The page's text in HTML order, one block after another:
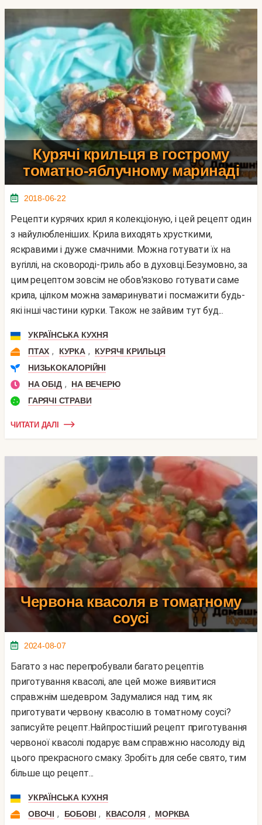
Курячі крильця в гострому
томатно-яблучному маринаді
2018-06-22
Рецепти курячих крил я колекціоную, і цей рецепт один
з найулюбленіших. Крила виходять хрусткими,
яскравими і дуже смачними. Можна готувати їх на
вугіллі, на сковороді-гриль або в духовці.Безумовно, за
цим рецептом зовсім не обов'язково готувати саме
крила, цілком можна замаринувати і посмажити будь-
які інші частини курки. Також не зайвим тут буд...
УКРАЇНСЬКА КУХНЯ
ПТАХ , КУРКА ,
КУРЯЧІ КРИЛЬЦЯ
НИЗЬКОКАЛОРІЙНІ
НА ОБІД ,
НА ВЕЧЕРЮ
ГАРЯЧІ СТРАВИ
ЧИТАТИ ДАЛІ
Червона квасоля в томатному
соусі
2024-08-07
Багато з нас перепробували багато рецептів
приготування квасолі, але цей може виявитися
справжнім шедевром. Задумалися над тим, як
приготувати червону квасолю в томатному соусі?
записуйте рецепт.Найпростіший рецепт приготування
червоної квасолі подарує вам справжню насолоду від
цього прекрасного смаку. Зробіть для себе свято, тим
більше що рецепт...
УКРАЇНСЬКА КУХНЯ
ОВОЧІ , БОБОВІ , КВАСОЛЯ ,
МОРКВА